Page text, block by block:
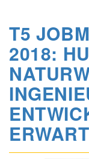
T5
2018: